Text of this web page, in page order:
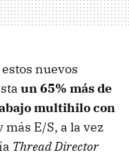
nuevos
un 65% más de
multihilo con
E/S, a la vez
Thread Director